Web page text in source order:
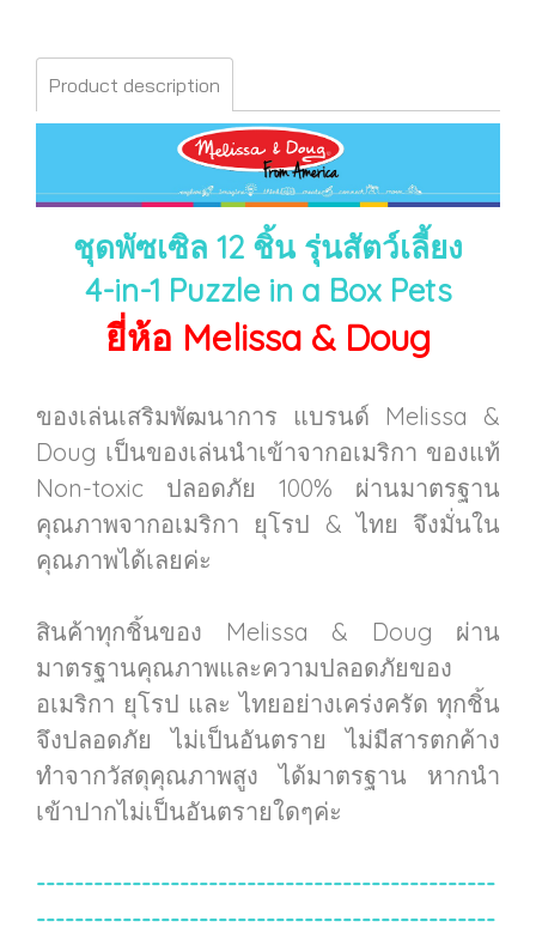
Product description
ชุดพัซเซิล 12 ชิ้น รุ่นสัตว์เลี้ยง
4-in-1 Puzzle in a Box Pets
ยี่ห้อ Melissa & Doug
ของเล่นเสริมพัฒนาการ แบรนด์ Melissa &
Doug เป็นของเล่นนำเข้าจากอเมริกา ของแท้
Non-toxic ปลอดภัย 100% ผ่านมาตรฐาน
คุณภาพจากอเมริกา ยุโรป & ไทย จึงมั่นใน
คุณภาพได้เลยค่ะ
สินค้าทุกชิ้นของ Melissa & Doug ผ่าน
มาตรฐานคุณภาพและความปลอดภัยของ
อเมริกา ยุโรป และ ไทยอย่างเคร่งครัด ทุกชิ้น
จึงปลอดภัย ไม่เป็นอันตราย ไม่มีสารตกค้าง
ทำจากวัสดุคุณภาพสูง ได้มาตรฐาน หากนำ
เข้าปากไม่เป็นอันตรายใดๆค่ะ
------------------------------------------------
------------------------------------------------